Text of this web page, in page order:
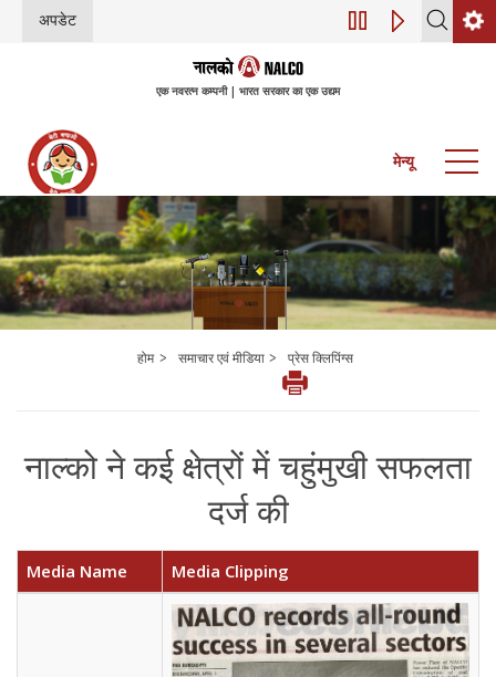
अपडेट डिजिटल परिवर्तन
एक नवरत्न कम्पनी | भारत सरकार का एक उद्यम
मेन्यू
होम> समाचार एवं मीडिया > प्रेस क्लिपिंग्स
नाल्को ने कई क्षेत्रों में चहुंमुखी सफलता
दर्ज की
Media Name Media Clipping